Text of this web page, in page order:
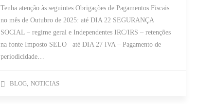
Tenha atenção às seguintes Obrigações de Pagamentos Fiscais
no mês de Outubro de 2025: até DIA 22 SEGURANÇA
SOCIAL – regime geral e Independentes IRC/IRS – retenções
na fonte Imposto SELO até DIA 27 IVA – Pagamento de
periodicidade…
BLOG, NOTICIAS